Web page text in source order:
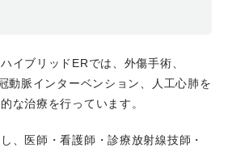
イブリッドERでは、外傷手術、
動脈インターベンション、人工心肺を
な治療を行っています。
、医師・看護師・診療放射線技師・